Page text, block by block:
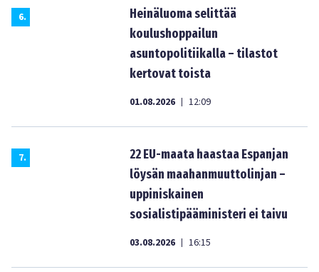
6.
Heinäluoma selittää
koulushoppailun
asuntopolitiikalla – tilastot
kertovat toista
01.08.2026 | 12:09
7.
22 EU-maata haastaa Espanjan
löysän maahanmuuttolinjan –
uppiniskainen
sosialistipääministeri ei taivu
03.08.2026 | 16:15